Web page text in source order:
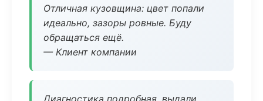
Отличная кузовщина: цвет попали
идеально, зазоры ровные. Буду
обращаться ещё.
— Клиент компании
Диагностика подробная, выдали